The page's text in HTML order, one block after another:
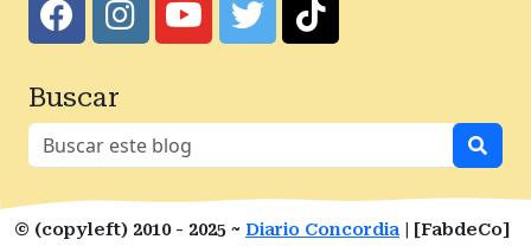
Buscar
© (copyleft) 2010 - 2025 ~ Diario Concordia | [FabdeCo]